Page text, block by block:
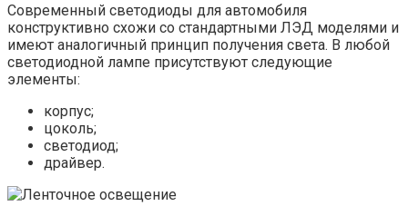
Современный светодиоды для автомобиля
конструктивно схожи со стандартными ЛЭД моделями и
имеют аналогичный принцип получения света. В любой
светодиодной лампе присутствуют следующие
элементы:
корпус;
цоколь;
светодиод;
драйвер.